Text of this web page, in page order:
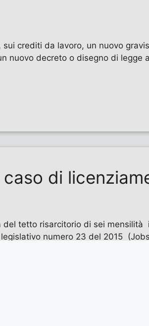
crediti da lavoro, un nuovo
nuovo decreto o disegno di legge
di
tetto risarcitorio di sei
numero 23 del 2015